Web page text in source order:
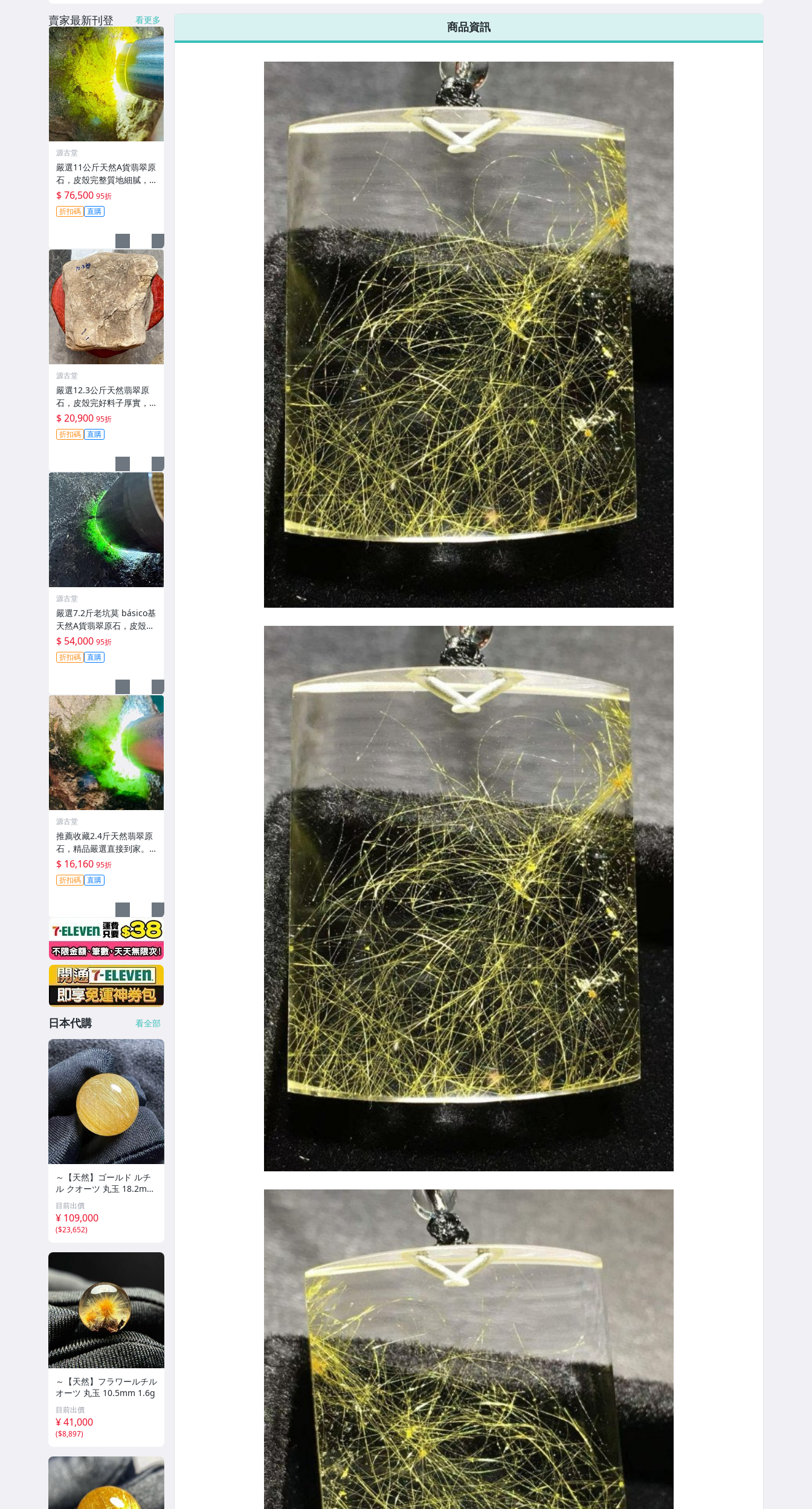
商品資訊
賣家最新刊登 看更多
源古堂
嚴選11公斤天然A貨翡翠原
石，皮殼完整質地細膩，
適合作為雕刻手鐲材料，
冰膠感與熒光俱佳。全新
未開料精品，適合收藏愛
$ 76,500 95折
折扣碼 直購
源古堂
嚴選12.3公斤天然翡翠原
石，皮殼完好料子厚實，
適合打造手鏈原料，保有
原始美態等您開發。天然A
貨翡翠原石，盡顯貴氣風
$ 20,900 95折
折扣碼 直購
源古堂
嚴選7.2斤老坑莫 básico基
天然A貨翡翠原石，皮殼完
整色辣陽起熒光，適合手
鐲與雕刻。正規檢測保障
收藏級料子。 莫 básico
$ 54,000 95折
折扣碼 直購
源古堂
推薦收藏2.4斤天然翡翠原
石，精品嚴選直接到家。
翡翠 原石 翡翠玉石
$ 16,160 95折
折扣碼 直購
日本代購 看全部
～【天然】ゴールド ルチ
ル クオーツ 丸玉 18.2mm
8.5g
目前出價
¥ 109,000
($23,652)
～【天然】フラワールチル
オーツ 丸玉 10.5mm 1.6g
目前出價
¥ 41,000
($8,897)